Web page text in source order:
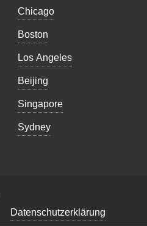
Chicago
Boston
Los Angeles
Beijing
Singapore
Sydney
Datenschutzerklärung